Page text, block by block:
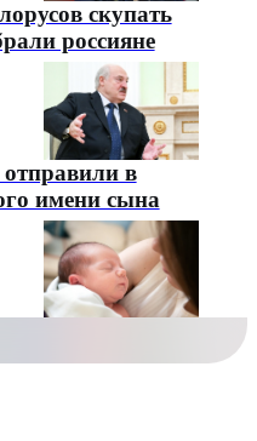
скупать
россияне
в
имени сына